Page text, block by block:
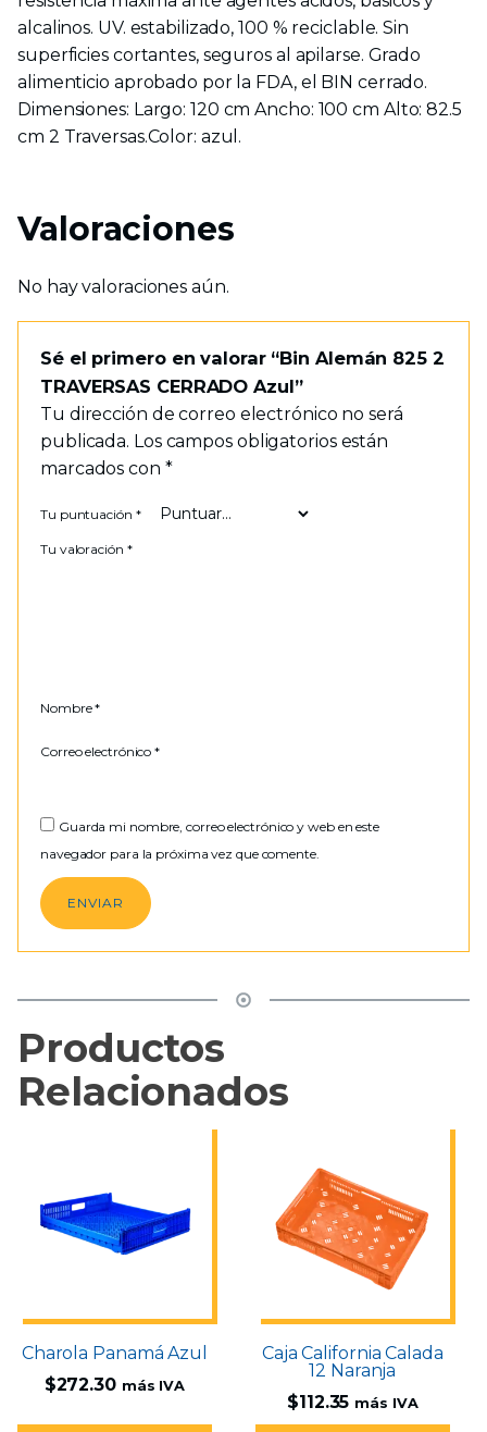
alcalinos. UV. estabilizado, 100 % reciclable. Sin
superficies cortantes, seguros al apilarse. Grado
alimenticio aprobado por la FDA, el BIN cerrado.
Dimensiones: Largo: 120 cm Ancho: 100 cm Alto: 82.5
cm 2 Traversas.Color: azul.
Valoraciones
No hay valoraciones aún.
Sé el primero en valorar “Bin Alemán 825 2
TRAVERSAS CERRADO Azul”
Tu dirección de correo electrónico no será
publicada. Los campos obligatorios están
marcados con *
Tu puntuación *
Tu valoración *
Nombre*
Correo electrónico*
Guarda mi nombre, correo electrónico y web en este
navegador para la próxima vez que comente.
Productos
Relacionados
Charola Panamá Azul
$272.30 más IVA
Caja California Calada
12 Naranja
$112.35 más IVA